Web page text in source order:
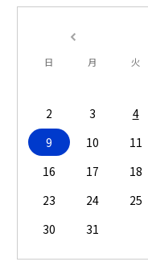
日 月 火
2
3 4
9
10 11
16
17 18
23
24 25
30
31